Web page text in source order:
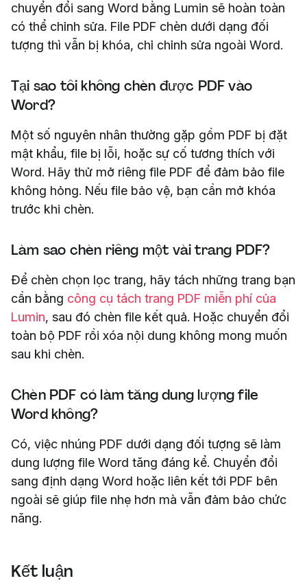
chuyển đổi sang Word bằng Lumin sẽ hoàn toàn
có thể chỉnh sửa. File PDF chèn dưới dạng đối
tượng thì vẫn bị khóa, chỉ chỉnh sửa ngoài Word.
Tại sao tôi không chèn được PDF vào
Word?
Một số nguyên nhân thường gặp gồm PDF bị đặt
mật khẩu, file bị lỗi, hoặc sự cố tương thích với
Word. Hãy thử mở riêng file PDF để đảm bảo file
không hỏng. Nếu file bảo vệ, bạn cần mở khóa
trước khi chèn.
Làm sao chèn riêng một vài trang PDF?
Để chèn chọn lọc trang, hãy tách những trang bạn
cần bằng công cụ tách trang PDF miễn phí của
Lumin, sau đó chèn file kết quả. Hoặc chuyển đổi
toàn bộ PDF rồi xóa nội dung không mong muốn
sau khi chèn.
Chèn PDF có làm tăng dung lượng file
Word không?
Có, việc nhúng PDF dưới dạng đối tượng sẽ làm
dung lượng file Word tăng đáng kể. Chuyển đổi
sang định dạng Word hoặc liên kết tới PDF bên
ngoài sẽ giúp file nhẹ hơn mà vẫn đảm bảo chức
năng.
Kết luận